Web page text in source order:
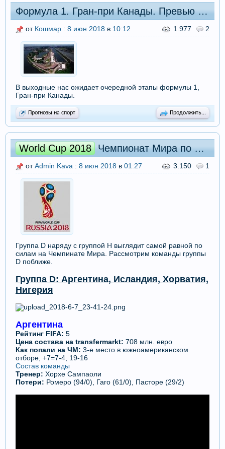
Формула 1. Гран-при Канады. Превью и прогнозы на этап.
2
1.977
от Кошмар : 8 июн 2018 в 10:12
В выходные нас ожидает очередной этапы формулы 1,
Гран-при Канады.
Продолжить...
Прогнозы на спорт
World Cup 2018 Чемпионат Мира по футболу 2018. Группа D: превью и прогнозы
1
3.150
от Admin Kava : 8 июн 2018 в 01:27
Группа D наряду с группой H выглядит самой равной по
силам на Чемпинате Мира. Рассмотрим команды группы
D поближе.
Группа D: Аргентина, Исландия, Хорватия,
Нигерия
Аргентина
Рейтинг FIFA: 5
Цена состава на transfermarkt: 708 млн. евро
Как попали на ЧМ: 3-е место в южноамериканском
отборе, +7=7-4, 19-16
Состав команды
Тренер: Хорхе Сампаоли
Потери: Ромеро (94/0), Гаго (61/0), Пасторе (29/2)